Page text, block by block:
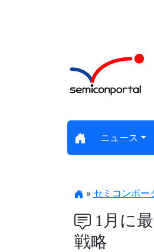
ニュース
» セミコンポー
1月に
戦略